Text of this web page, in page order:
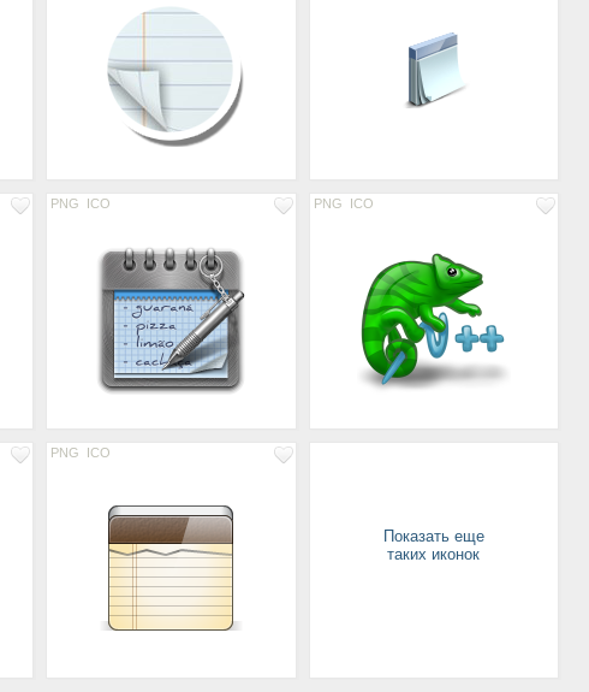
PNG ICO PNG ICO
PNG ICO
Показать еще
таких иконок